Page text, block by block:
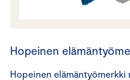
Hopeinen
Hopeinen elämäntyömerkki